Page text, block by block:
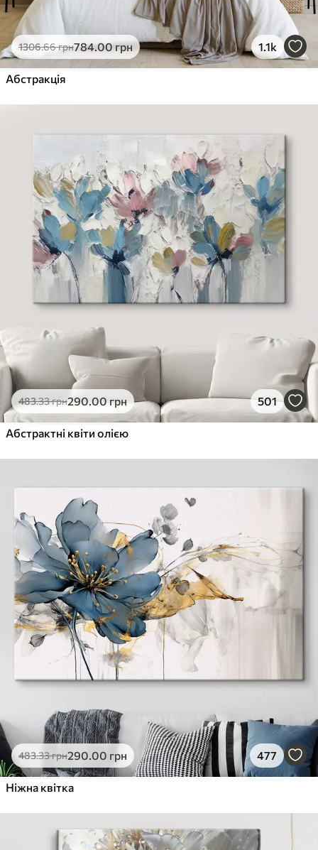
1306.66грн784.00грн 1.1k
Абстракція
483.33грн290.00грн 501
Абстрактні квіти олією
483.33грн290.00 грн 477
Ніжна квітка